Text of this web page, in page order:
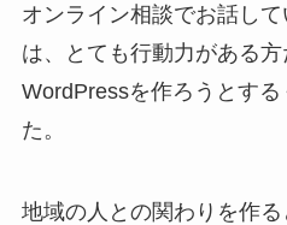
オンライン相談でお話し
は、とても行動力がある
WordPressを作ろうとす
た。
地域の人との関わりを作